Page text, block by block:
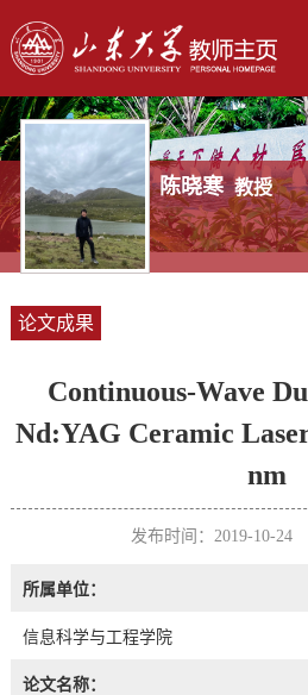
陈晓寒 教授
论文成果
Continuous-Wave
Nd:YAG Ceramic
nm
发布时间：2019-10-24
所属单位：
信息科学与工程学院
论文名称：